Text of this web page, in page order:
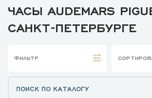
ЧАСЫ AUDEMARS
САНКТ-ПЕТЕРБУРГЕ
ФИЛЬТР